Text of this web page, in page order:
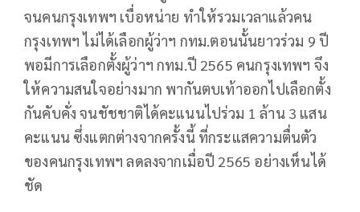
จนคนกรุงเทพฯ เบื่อหน่าย ทำให้รวมเวลาแล้วคน
กรุงเทพฯ ไม่ได้เลือกผู้ว่าฯ กทม.ตอนนั้นยาวร่วม 9 ปี
พอมีการเลือกตั้งผู้ว่าฯ กทม.ปี 2565 คนกรุงเทพฯ จึง
ให้ความสนใจอย่างมาก พากันตบเท้าออกไปเลือกตั้ง
กันคับคั่ง จนชัชชาติได้คะแนนไปร่วม 1 ล้าน 3 แสน
คะแนน ซึ่งแตกต่างจากครั้งนี้ ที่กระแสความตื่นตัว
ของคนกรุงเทพฯ ลดลงจากเมื่อปี 2565 อย่างเห็นได้
ชัด